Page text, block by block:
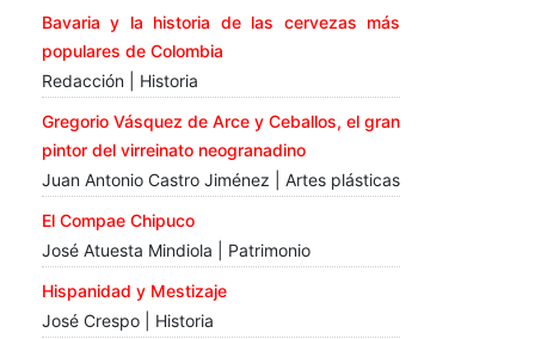
Bavaria y la historia de las cervezas más
populares de Colombia
Redacción | Historia
Gregorio Vásquez de Arce y Ceballos, el gran
pintor del virreinato neogranadino
Juan Antonio Castro Jiménez | Artes plásticas
El Compae Chipuco
José Atuesta Mindiola | Patrimonio
Hispanidad y Mestizaje
José Crespo | Historia